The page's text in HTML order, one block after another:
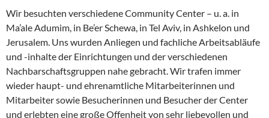
Wir besuchten verschiedene Community Center – u. a. in
Ma’ale Adumim, in Be’er Schewa, in Tel Aviv, in Ashkelon und
Jerusalem. Uns wurden Anliegen und fachliche Arbeitsabläufe
und -inhalte der Einrichtungen und der verschiedenen
Nachbarschaftsgruppen nahe gebracht. Wir trafen immer
wieder haupt- und ehrenamtliche Mitarbeiterinnen und
Mitarbeiter sowie Besucherinnen und Besucher der Center
und erlebten eine große Offenheit von sehr liebevollen und